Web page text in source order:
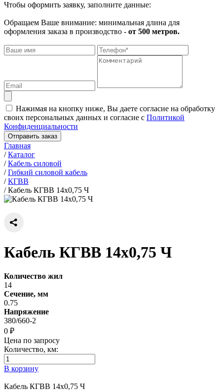
Чтобы оформить заявку, заполните данные:
Обращаем Ваше внимание: минимальная длина для
оформления заказа в производство - от 500 метров.
Нажимая на кнопку ниже, Вы даете согласие на обработку
своих персональных данных и согласие с Политикой
Конфиденциальности
Отправить заказ
Главная
/Каталог
/Кабель силовой
/Гибкий силовой кабель
/КГВВ
/Кабель КГВВ 14х0,75 Ч
Кабель КГВВ 14х0,75 Ч
Количество жил
14
Сечение, мм
0.75
Напряжение
380/660-2
0 ₽
Цена по запросу
Количество, км:
В корзину
Кабель КГВВ 14х0,75 Ч